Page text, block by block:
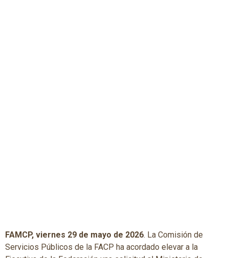
FAMCP, viernes 29 de mayo de 2026. La Comisión de
Servicios Públicos de la FACP ha acordado elevar a la